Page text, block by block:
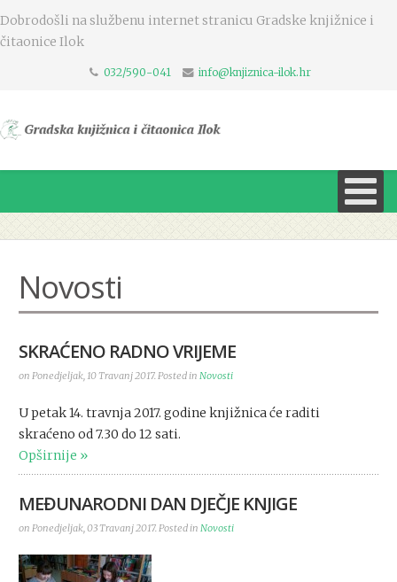
Dobrodošli na službenu internet stranicu Gradske knjižnice i
čitaonice Ilok
032/590-041 info@knjiznica-ilok.hr
Novosti
SKRAĆENO RADNO VRIJEME
on Ponedjeljak, 10 Travanj 2017. Posted in Novosti
U petak 14. travnja 2017. godine knjižnica će raditi
skraćeno od 7.30 do 12 sati.
Opširnije
MEĐUNARODNI DAN DJEČJE KNJIGE
on Ponedjeljak, 03 Travanj 2017. Posted in Novosti